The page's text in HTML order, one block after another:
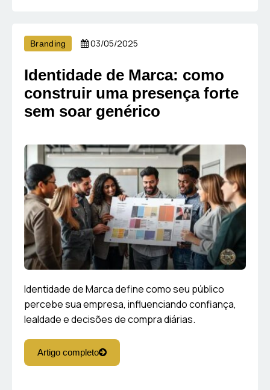
Branding 03/05/2025
Identidade de Marca: como
construir uma presença forte
sem soar genérico
Identidade de Marca define como seu público
percebe sua empresa, influenciando confiança,
lealdade e decisões de compra diárias.
Artigo completo